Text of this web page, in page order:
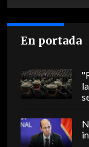
En portada